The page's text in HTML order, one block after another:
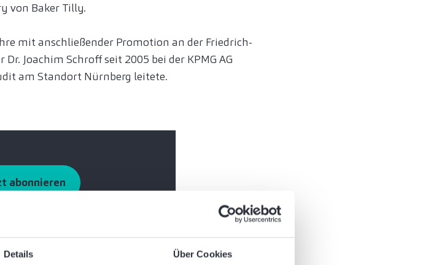
Details Über Cookies
von Baker Tilly.
mit anschließender Promotion an der Friedrich-
Joachim Schroff seit 2005 bei der KPMG AG
am Standort Nürnberg leitete.
abonnieren